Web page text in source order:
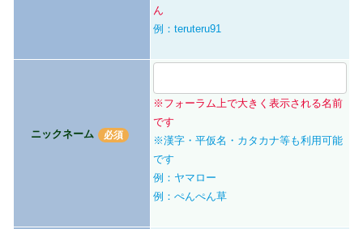
ん
例：teruteru91
ニックネーム
※フォーラム上で大きく表示される名前
です
※漢字・平仮名・カタカナ等も利用可能
です
例：ヤマロー
例：ぺんぺん草